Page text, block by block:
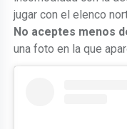
jugar con el elenco
No aceptes menos
una foto en la que